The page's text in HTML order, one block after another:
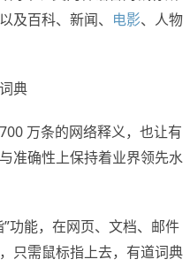
及百科、新闻、 电影、人物
万条的网络释义，也让有
准确性上保持着业界领先水
功能，在网页、文档、邮件
只需鼠标指上去，有道词典